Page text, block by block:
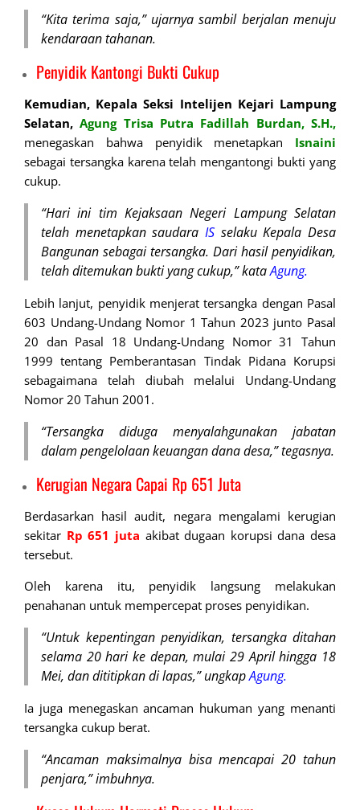
“Kita terima saja,” ujarnya sambil berjalan menuju
kendaraan tahanan.
Penyidik Kantongi Bukti Cukup
Kemudian, Kepala Seksi Intelijen Kejari Lampung
Selatan,Agung Trisa Putra Fadillah Burdan, S.H.,
menegaskan bahwa penyidik menetapkan Isnaini
sebagai tersangka karena telah mengantongi bukti yang
cukup.
“Hari ini tim Kejaksaan Negeri Lampung Selatan
telah menetapkan saudara IS selaku Kepala Desa
Bangunan sebagai tersangka. Dari hasil penyidikan,
telah ditemukan bukti yang cukup,” kataAgung.
Lebih lanjut, penyidik menjerat tersangka dengan Pasal
603 Undang-Undang Nomor 1 Tahun 2023 junto Pasal
20 dan Pasal 18 Undang-Undang Nomor 31 Tahun
1999 tentang Pemberantasan Tindak Pidana Korupsi
sebagaimana telah diubah melalui Undang-Undang
Nomor 20 Tahun 2001.
“Tersangka diduga menyalahgunakan jabatan
dalam pengelolaan keuangan dana desa,” tegasnya.
Kerugian Negara Capai Rp 651 Juta
Berdasarkan hasil audit, negara mengalami kerugian
sekitar Rp 651 juta akibat dugaan korupsi dana desa
tersebut.
Oleh karena itu, penyidik langsung melakukan
penahanan untuk mempercepat proses penyidikan.
“Untuk kepentingan penyidikan, tersangka ditahan
selama 20 hari ke depan, mulai 29 April hingga 18
Mei, dan dititipkan di lapas,” ungkapAgung.
Ia juga menegaskan ancaman hukuman yang menanti
tersangka cukup berat.
“Ancaman maksimalnya bisa mencapai 20 tahun
penjara,” imbuhnya.